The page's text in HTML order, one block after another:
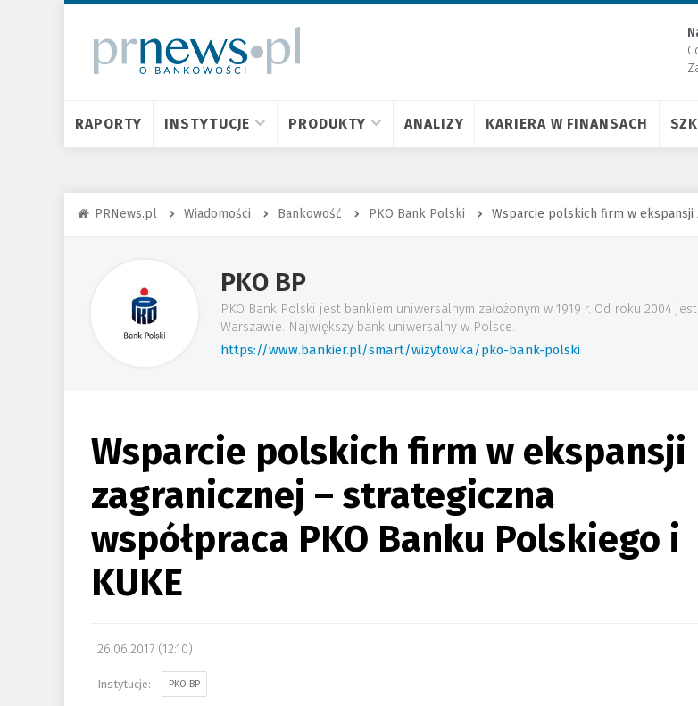
RAPORTY INSTYTUCJE PRODUKTY ANALIZY KARIERA W FINANSACH
PRNews.pl Wiadomości Bankowość PKO Bank Polski Wsparcie polskich firm w ekspansji
PKO BP
PKO Bank Polski jest bankiem uniwersalnym założonym w 1919 r. Od roku 2004
Warszawie. Największy bank uniwersalny w Polsce.
https://www.bankier.pl/smart/wizytowka/pko-bank-polski
Wsparcie polskich firm w ekspansji
zagranicznej – strategiczna
współpraca PKO Banku Polskiego i
KUKE
26.06.2017 (12:10)
PKO BP